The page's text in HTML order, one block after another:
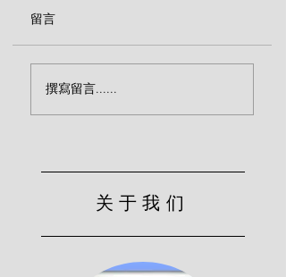
德华兹）
留言
撰寫留言......
关于我们